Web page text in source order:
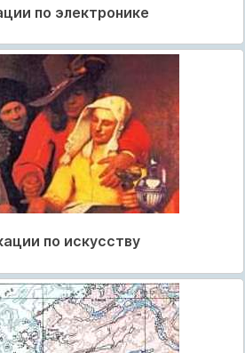
по электронике
по искусству